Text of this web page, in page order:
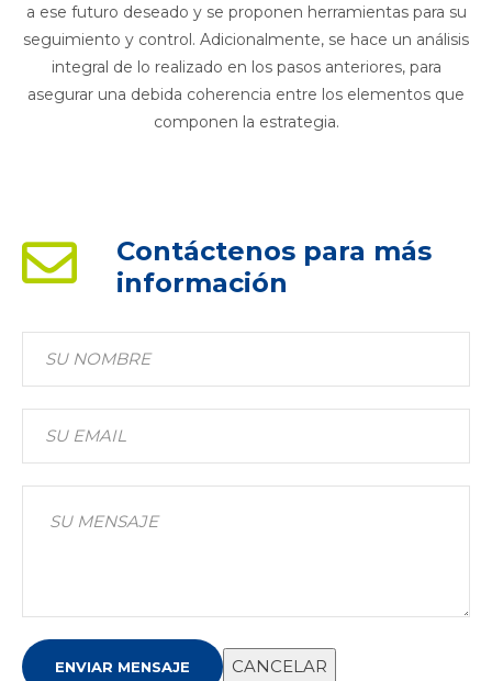
a ese futuro deseado y se proponen herramientas para su
seguimiento y control. Adicionalmente, se hace un análisis
integral de lo realizado en los pasos anteriores, para
asegurar una debida coherencia entre los elementos que
componen la estrategia.
Contáctenos para más
información